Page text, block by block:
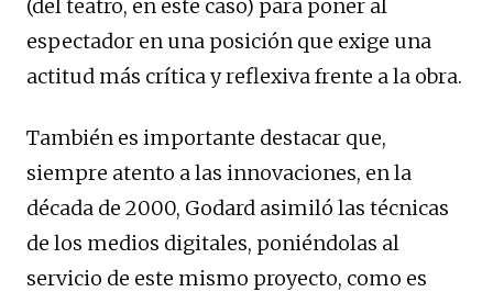
(del teatro, en este caso) para poner al
espectador en una posición que exige una
actitud más crítica y reflexiva frente a la obra.
También es importante destacar que,
siempre atento a las innovaciones, en la
década de 2000, Godard asimiló las técnicas
de los medios digitales, poniéndolas al
servicio de este mismo proyecto, como es